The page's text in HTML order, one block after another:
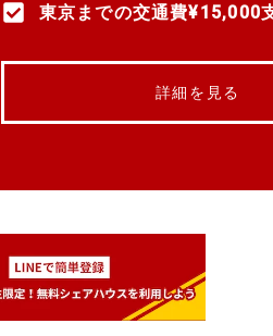
東京までの交通費¥15,000
詳細を見る